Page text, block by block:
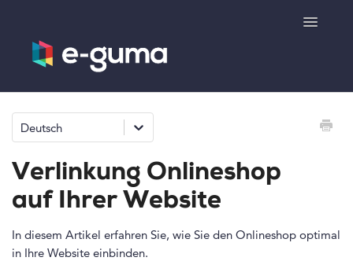
Toggle
Allgemeines
Ticketsystem
Produktshop
Deutsch
Verlinkung Onlineshop
auf Ihrer Website
In diesem Artikel erfahren Sie, wie Sie den Onlineshop optimal
in Ihre Website einbinden.